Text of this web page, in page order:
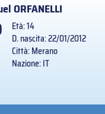
ORFANELLI
Età: 14
D. nascita: 22/01/2012
Città: Merano
Nazione: IT